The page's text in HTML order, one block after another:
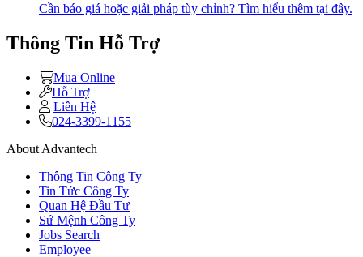
Cần báo giá hoặc giải pháp tùy chỉnh? Tìm hiểu thêm tại đây.
Thông Tin Hỗ Trợ
Mua Online
Hỗ Trợ
Liên Hệ
024-3399-1155
About Advantech
Thông Tin Công Ty
Tin Tức Công Ty
Quan Hệ Đầu Tư
Sứ Mệnh Công Ty
Jobs Search
Employee